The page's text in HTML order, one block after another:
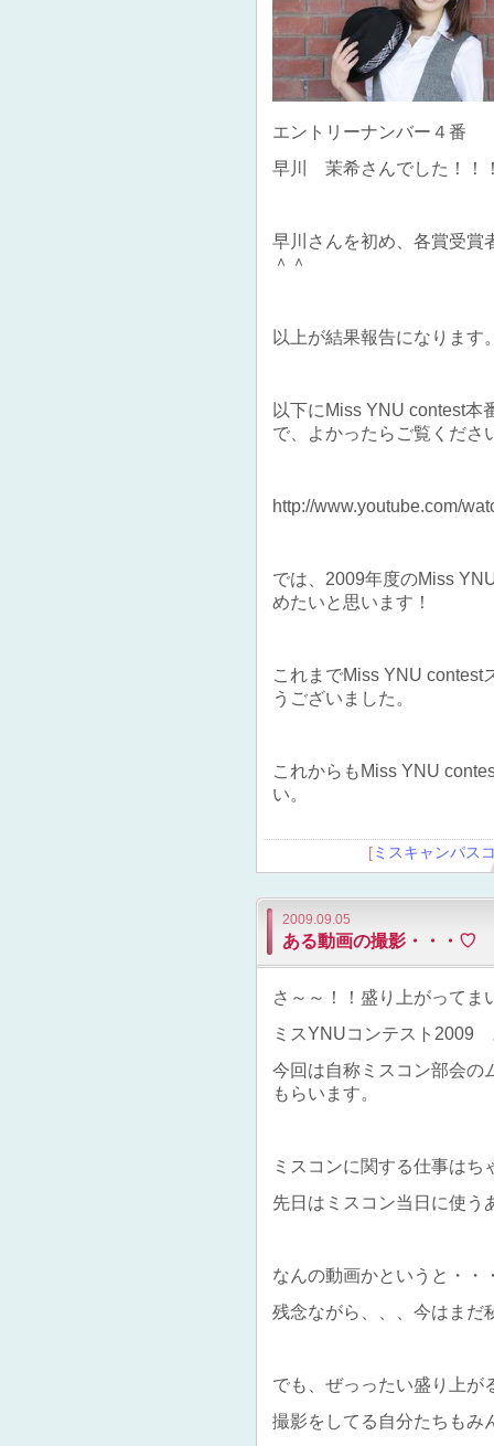
エントリーナンバー４番
早川 茉希さんでした！！
早川さんを初め、各賞受賞
＾＾
以上が結果報告になります
以下にMiss YNU contest本
で、よかったらご覧くださ
http://www.youtube.com/
では、2009年度のMiss
めたいと思います！
これまでMiss YNU contest
うございました。
これからもMiss YNU
い。
[ミスキャンパス
2009.09.05
ある動画の撮影・・・♡
さ～～！！盛り上がってま
ミスYNUコンテスト2009
今回は自称ミスコン部会
もらいます。
ミスコンに関する仕事は
先日はミスコン当日に使う
なんの動画かというと・・
残念ながら、、、今はまだ
でも、ぜっったい盛り上が
撮影をしてる自分たちもみ